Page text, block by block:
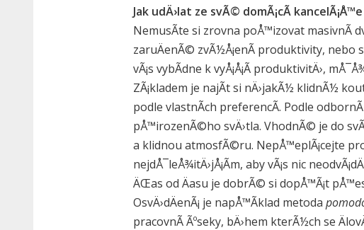
Jak udÄ›lat ze svÃ© domÃ¡cÃ­
NemusÃ­te si zrovna poÅ™izovat masivnÃ­
zaruÄenÃ© zvÃ½Å¡enÃ­ produktivity, nebo
vÃ¡s vybÃ­dne k vyÅ¡Å¡Ã­ produktivitÄ›,
ZÃ¡kladem je najÃ­t si nÄ›jakÃ½ klidnÃ½
podle vlastnÃ­ch preferencÃ­. Podle
pÅ™irozenÃ©ho svÄ›tla. VhodnÃ© je do
a klidnou atmosfÃ©ru. NepÅ™eplÃ¡cejte
nejdÅ¯leÅ¾itÄ›jÅ¡Ã­m, aby vÃ¡s nic
ÄŒas od Äasu je dobrÃ© si dopÅ™Ã¡t
OsvÄ›dÄenÃ¡ je napÅ™Ã­klad metoda
pracovnÃ­ Ãºseky, bÄ›hem kterÃ½ch se